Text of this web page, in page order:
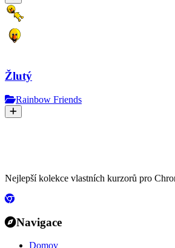
Žlutý
Rainbow Friends
Nejlepší kolekce vlastních kurzorů pro
Navigace
Domov